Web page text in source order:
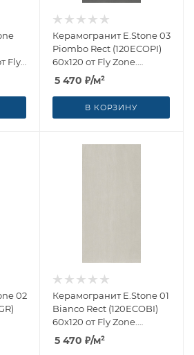
Fly
Керамогранит E.Stone 03
Piombo Rect (120ECOPI)
60x120 от Fly Zone.
Ceramica Euro (Италия)
5 470 ₽/м²
В КОРЗИНУ
02
Керамогранит E.Stone 01
Bianco Rect (120ECOBI)
60x120 от Fly Zone.
Ceramica Euro (Италия)
5 470 ₽/м²